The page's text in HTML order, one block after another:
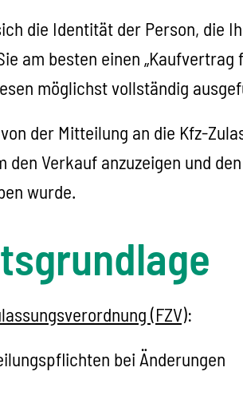
die Identität der Person, die
am besten einen
möglichst vollständig ausge
der Mitteilung an die Kfz-
den Verkauf anzuzeigen und
wurde.
(FZV):
bei Änderungen